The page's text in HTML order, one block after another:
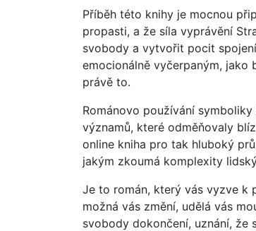
Příběh této knihy je mocnou
propasti, a že síla vyprávění
svobody a vytvořit pocit
emocionálně vyčerpaným, jako
právě to.
Románovo používání
významů, které odměňovaly
online kniha pro tak hluboký
jakým zkoumá komplexity
Je to román, který vás vyzve k
možná vás změní, udělá vás
svobody dokončení, uznání, že